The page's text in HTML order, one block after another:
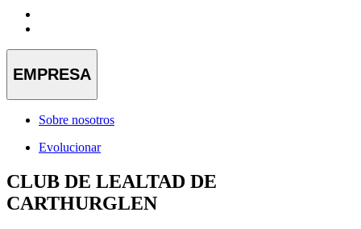
EMPRESA
Sobre nosotros
Evolucionar
CLUB DE LEALTAD DE
CARTHURGLEN